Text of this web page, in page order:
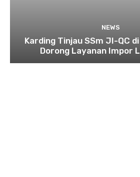
NEWS
Karding Tinjau SSm JI-QC
Dorong Layanan Impor